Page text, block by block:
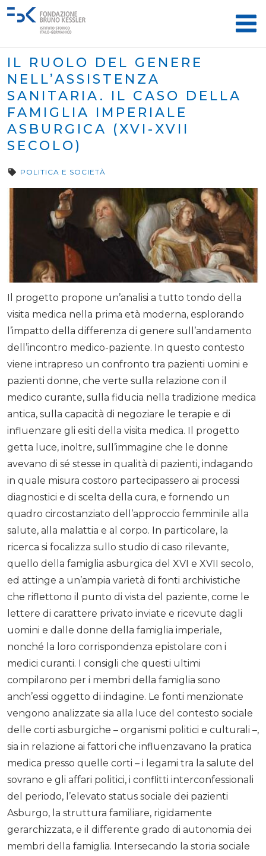
IL RUOLO DEL GENERE
NELL’ASSISTENZA
SANITARIA. IL CASO DELLA
FAMIGLIA IMPERIALE
ASBURGICA (XVI-XVII
SECOLO)
POLITICA E SOCIETÀ
Il progetto propone un’analisi a tutto tondo della
visita medica nella prima età moderna, esplorando
l’impatto della differenza di genere sull’andamento
dell’incontro medico-paziente. In questo contesto
viene intrapreso un confronto tra pazienti uomini e
pazienti donne, che verte sulla relazione con il
medico curante, sulla fiducia nella tradizione medica
antica, sulla capacità di negoziare le terapie e di
influenzare gli esiti della visita medica. Il progetto
getta luce, inoltre, sull’immagine che le donne
avevano di sé stesse in qualità di pazienti, indagando
in quale misura costoro partecipassero ai processi
diagnostici e di scelta della cura, e fornendo un
quadro circostanziato dell’approccio femminile alla
salute, alla malattia e al corpo. In particolare, la
ricerca si focalizza sullo studio di caso rilevante,
quello della famiglia asburgica del XVI e XVII secolo,
ed attinge a un’ampia varietà di fonti archivistiche
che riflettono il punto di vista del paziente, come le
lettere di carattere privato inviate e ricevute dagli
uomini e dalle donne della famiglia imperiale,
nonché la loro corrispondenza epistolare con i
medici curanti. I consigli che questi ultimi
compilarono per i membri della famiglia sono
anch’essi oggetto di indagine. Le fonti menzionate
vengono analizzate sia alla luce del contesto sociale
delle corti asburgiche – organismi politici e culturali –,
sia in relazione ai fattori che influenzavano la pratica
medica presso quelle corti – i legami tra la salute del
sovrano e gli affari politici, i conflitti interconfessionali
del periodo, l’elevato status sociale dei pazienti
Asburgo, la struttura familiare, rigidamente
gerarchizzata, e il differente grado di autonomia dei
membri della famiglia. Intersecando la storia sociale